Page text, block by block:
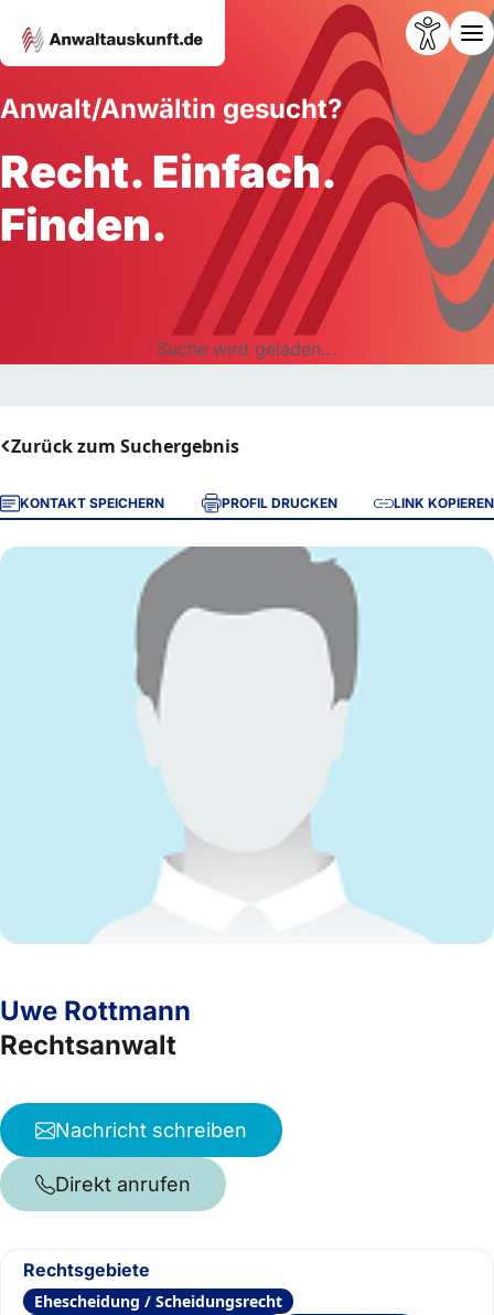
Anwalt/Anwältin gesucht?
Recht. Einfach.
Finden.
Suche wird geladen...
Zurück zum Suchergebnis
KONTAKT SPEICHERN PROFIL DRUCKEN LINK KOPIEREN
Uwe Rottmann
Rechtsanwalt
Nachricht schreiben
Direkt anrufen
Rechtsgebiete
Ehescheidung / Scheidungsrecht